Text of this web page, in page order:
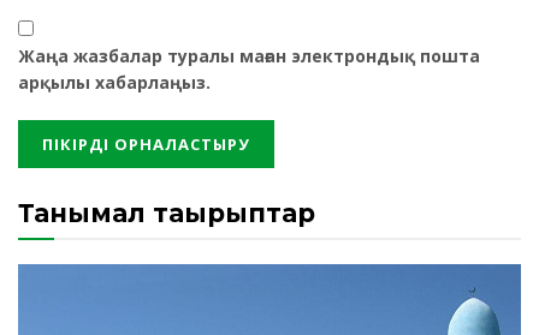
Жаңа жазбалар туралы маған электрондық пошта
арқылы хабарлаңыз.
Танымал тақырыптар